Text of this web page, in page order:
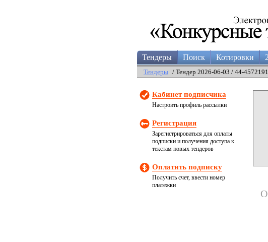
Тендеры Поиск Котировки
Тендеры / Тендер 2026-06-03 / 44-
Кабинет подписчика
Настроить профиль рассылки
Регистрация
Зарегистрироваться для оплаты
подписки и получения доступа к
текстам новых тендеров
Оплатить подписку
Получить счет, ввести номер
платежки